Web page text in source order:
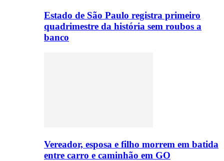
Estado de São Paulo registra primeiro
quadrimestre da história sem roubos a
banco
Vereador, esposa e filho morrem em batida
entre carro e caminhão em GO